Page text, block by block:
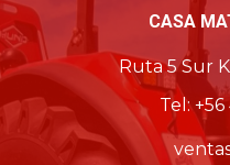
CASA
Ruta 5 Sur
Tel: